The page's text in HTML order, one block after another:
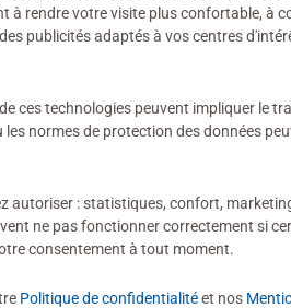
été soumise
à rendre votre visite plus confortable, à
publicités adaptés à vos centres
ces technologies peuvent impliquer le
normes de protection des données
autoriser : statistiques, confort,
ne pas fonctionner correctement si
consentement à tout moment.
Politique de confidentialitéet nos